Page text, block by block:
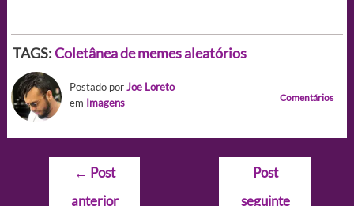
TAGS:Coletânea de memes aleatórios
Postado porJoe Loreto
em Imagens Comentários
Navegação
← Post
anterior
Post
seguinte